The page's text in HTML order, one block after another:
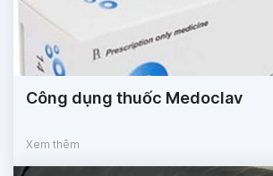
Công dụng thuốc Medoclav
Xem thêm